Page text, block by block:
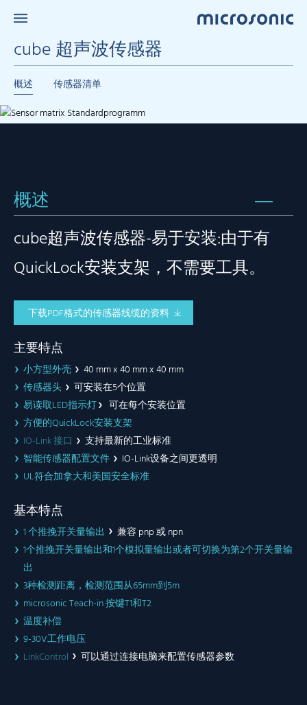
cube 超声波传感器
概述 传感器清单
概述
cube超声波传感器-易于安装:由于有
QuickLock安装支架，不需要工具。
下载PDF格式的传感器线缆的资料
主要特点
小方型外壳
40 mm x 40 mm x 40 mm
传感器头
可安装在5个位置
易读取LED指示灯
可在每个安装位置
方便的QuickLock安装支架
IO-Link 接口
支持最新的工业标准
智能传感器配置文件
IO-Link设备之间更透明
UL符合加拿大和美国安全标准
基本特点
1 个推挽开关量输出
兼容 pnp 或 npn
1个推挽开关量输出和1个模拟量输出或者可切换为第2个开关量输
出
3种检测距离，检测范围从65mm到5m
microsonic Teach-in 按键T1和T2
温度补偿
9-30V工作电压
LinkControl
可以通过连接电脑来配置传感器参数